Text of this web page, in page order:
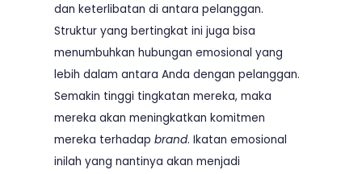
dan keterlibatan di antara pelanggan.
Struktur yang bertingkat ini juga bisa
menumbuhkan hubungan emosional yang
lebih dalam antara Anda dengan pelanggan.
Semakin tinggi tingkatan mereka, maka
mereka akan meningkatkan komitmen
mereka terhadap brand. Ikatan emosional
inilah yang nantinya akan menjadi